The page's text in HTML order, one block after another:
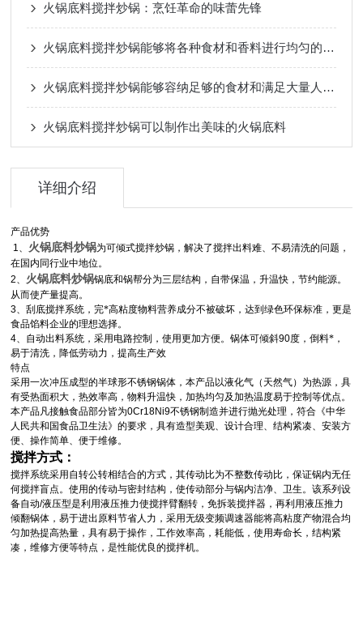
火锅底料搅拌炒锅：烹饪革命的味蕾先锋
火锅底料搅拌炒锅能够将各种食材和香料进行均匀的搅拌和炒制
火锅底料搅拌炒锅能够容纳足够的食材和满足大量人群的需求
火锅底料搅拌炒锅可以制作出美味的火锅底料
详细介绍
产品优势
1、 火锅底料炒锅为可倾式搅拌炒锅，解决了搅拌出料难、不易清洗的问题，
在国内同行业中地位。
2、 火锅底料炒锅锅底和锅帮分为三层结构，自带保温，升温快，节约能源。
从而使产量提高。
3、刮底搅拌系统，完*高粘度物料营养成分不被破坏，达到绿色环保标准，更是
食品馅料企业的理想选择。
4、自动出料系统，采用电路控制，使用更加方便。锅体可倾斜90度，倒料*，
易于清洗，降低劳动力，提高生产效
特点
采用一次冲压成型的半球形不锈钢锅体，本产品以液化气（天然气）为热源，具
有受热面积大，热效率高，物料升温快，加热均匀及加热温度易于控制等优点。
本产品凡接触食品部分皆为0Cr18Ni9不锈钢制造并进行抛光处理，符合《中华
人民共和国食品卫生法》的要求，具有造型美观、设计合理、结构紧凑、安装方
便、操作简单、便于维修。
搅拌方式：
搅拌系统采用自转公转相结合的方式，其传动比为不整数传动比，保证锅内无任
何搅拌盲点。使用的传动与密封结构，使传动部分与锅内洁净、卫生。该系列设
备自动/液压型是利用液压推力使搅拌臂翻转，免拆装搅拌器，再利用液压推力
倾翻锅体，易于进出原料节省人力，采用无级变频调速器能将高粘度产物混合均
匀加热提高热量，具有易于操作，工作效率高，耗能低，使用寿命长，结构紧
凑，维修方便等特点，是性能优良的搅拌机。